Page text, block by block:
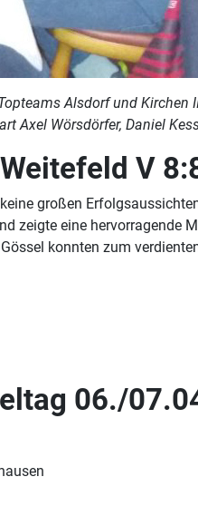
Alsdorf und
Axel Wörsdörfer, Daniel
V
großen
zeigte eine hervorragende
konnten zum
06./